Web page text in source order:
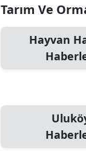
Tarım Ve
Hayvan